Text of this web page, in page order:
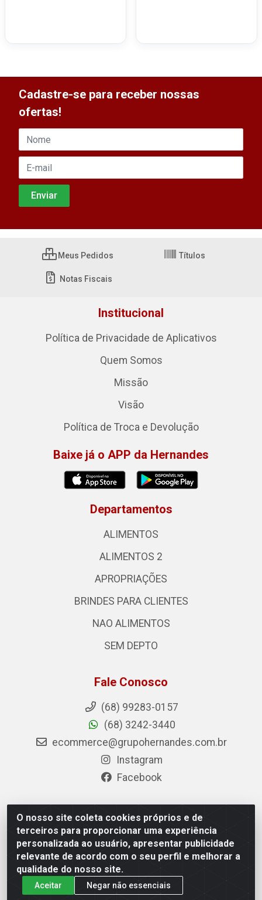
O nosso site coleta cookies próprios e de
terceiros para proporcionar uma experiência
personalizada ao usuário, apresentar publicidade
relevante de acordo com o seu perfil e melhorar a
qualidade do nosso site.
Aceitar
Negar não essenciais
Cadastre-se para receber nossas
ofertas!
Meus Pedidos Títulos
Notas Fiscais
Institucional
Política de Privacidade de Aplicativos
Quem Somos
Missão
Visão
Política de Troca e Devolução
Baixe já o APP da Hernandes
Departamentos
ALIMENTOS
ALIMENTOS 2
APROPRIAÇÕES
BRINDES PARA CLIENTES
NAO ALIMENTOS
SEM DEPTO
Fale Conosco
(68) 99283-0157
(68) 3242-3440
ecommerce@grupohernandes.com.br
Instagram
Facebook
Hernandes - Atacado e Distribuições - Rodovia
Transacreana, 2155 - Floresta Sul, Rio Branco/AC - CEP
69.912-290 - CNPJ 12.996.556/0001-69